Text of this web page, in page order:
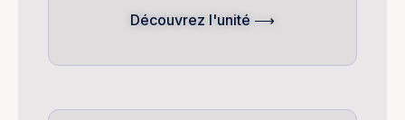
Découvrez l'unité ⟶